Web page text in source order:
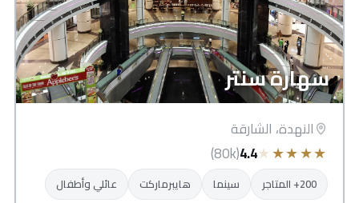
سهارة سنتر
النهدة، الشارقة
★
★
★
★
★
4.4
(80k)
200+ المتاجر سينما هايبرماركت عائلي وأطفال